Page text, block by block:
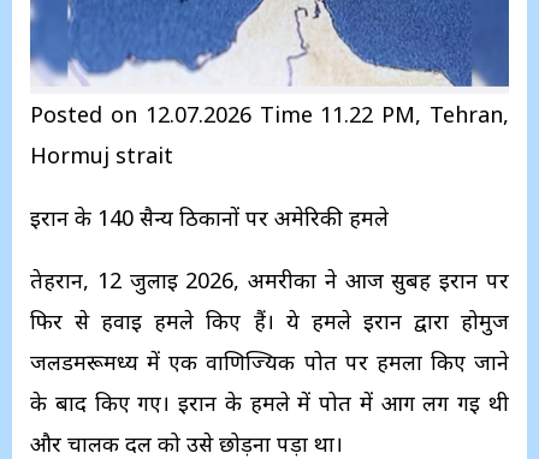
Posted on 12.07.2026 Time 11.22 PM, Tehran,
Hormuj strait
ईरान के 140 सैन्य ठिकानों पर अमेरिकी हमले
तेहरान, 12 जुलाई 2026, अमरीका ने आज सुबह ईरान पर
फिर से हवाई हमले किए हैं। ये हमले ईरान द्वारा होर्मुज
जलडमरूमध्य में एक वाणिज्यिक पोत पर हमला किए जाने
के बाद किए गए। ईरान के हमले में पोत में आग लग गई थी
और चालक दल को उसे छोड़ना पड़ा था।